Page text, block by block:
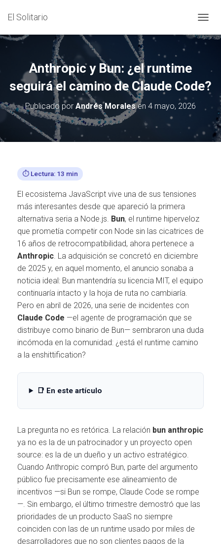
El Solitario
A
M
R
M
D
N
Anthropic y Bun: ¿el runtime
seguirá el camino de Claude Code?
Publicado por Andrés Moralesen 4 mayo, 2026
⏱️ Lectura: 13 min
El ecosistema JavaScript vive una de sus tensiones
más interesantes desde que apareció la primera
alternativa seria a Node.js. Bun, el runtime hiperveloz
que prometía competir con Node sin las cicatrices de
16 años de retrocompatibilidad, ahora pertenece a
Anthropic. La adquisición se concretó en diciembre
de 2025 y, en aquel momento, el anuncio sonaba a
noticia ideal: Bun mantendría su licencia MIT, el equipo
continuaría intacto y la hoja de ruta no cambiaría.
Pero en abril de 2026, una serie de incidentes con
Claude Code —el agente de programación que se
distribuye como binario de Bun— sembraron una duda
incómoda en la comunidad: ¿está el runtime camino
a la enshittification?
📑 En este artículo
La pregunta no es retórica. La relación bun anthropic
ya no es la de un patrocinador y un proyecto open
source: es la de un dueño y un activo estratégico.
Cuando Anthropic compró Bun, parte del argumento
público fue precisamente ese alineamiento de
incentivos —si Bun se rompe, Claude Code se rompe
—. Sin embargo, el último trimestre demostró que las
prioridades de un producto SaaS no siempre
coinciden con las de un runtime usado por miles de
desarrolladores que no son clientes pagos de la